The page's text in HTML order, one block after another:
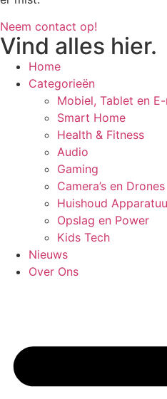
Neem contact op!
Vind alles hier.
Home
Categorieën
Mobiel, Tablet en
Smart Home
Health & Fitness
Audio
Gaming
Camera’s en Drones
Huishoud
Opslag en Power
Kids Tech
Nieuws
Over Ons